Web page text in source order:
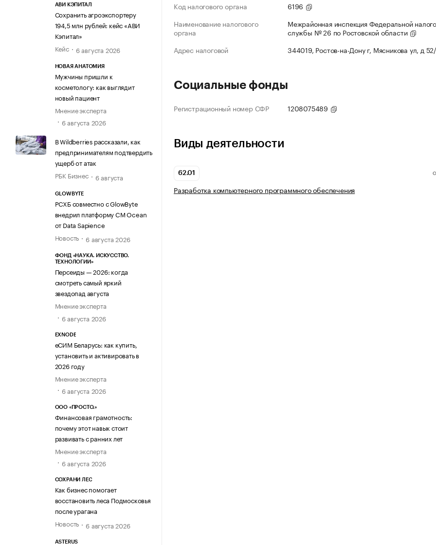
АВИ КЭПИТАЛ
Сохранить агроэкспортеру
194,5 млн рублей: кейс «АВИ
Кэпитал»
Кейс
6 августа 2026
НОВАЯ АНАТОМИЯ
Мужчины пришли к
косметологу: как выглядит
новый пациент
Мнение эксперта
6 августа 2026
В Wildberries рассказали, как
предпринимателям подтвердить
ущерб от атак
РБК Бизнес
6 августа
GLOWBYTE
РСХБ совместно с GlowByte
внедрил платформу CM Ocean
от Data Sapience
Новость
6 августа 2026
ФОНД «НАУКА. ИСКУССТВО.
ТЕХНОЛОГИИ»
Персеиды — 2026: когда
смотреть самый яркий
звездопад августа
Мнение эксперта
6 августа 2026
EXNODE
еСИМ Беларусь: как купить,
установить и активировать в
2026 году
Мнение эксперта
6 августа 2026
ООО «ПРОСТО.»
Финансовая грамотность:
почему этот навык стоит
развивать с ранних лет
Мнение эксперта
6 августа 2026
СОХРАНИ ЛЕС
Как бизнес помогает
восстановить леса Подмосковья
после урагана
Новость
6 августа 2026
ASTERUS
Код налогового органа
6196
Наименование налогового
органа
Межрайонная инспекция Федеральной
службы № 26 по Ростовской области
Адрес налоговой
344019, Ростов-на-Дону г, Мясникова ул, д
Социальные фонды
Регистрационный номер СФР 1208075489
Виды деятельности
62.01
Разработка компьютерного программного обеспечения